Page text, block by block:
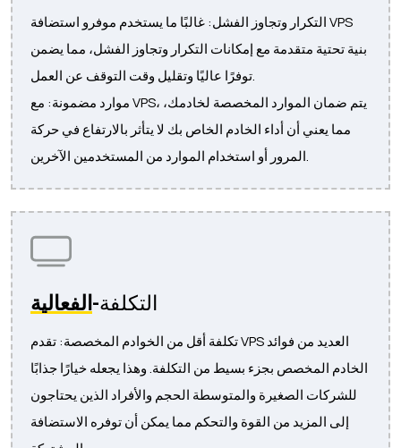
التكرار وتجاوز الفشل: غالبًا ما يستخدم موفرو استضافة VPS
بنية تحتية متقدمة مع إمكانات التكرار وتجاوز الفشل، مما يضمن
توفرًا عاليًا وتقليل وقت التوقف عن العمل.
موارد مضمونة: مع VPS، يتم ضمان الموارد المخصصة لخادمك،
مما يعني أن أداء الخادم الخاص بك لا يتأثر بالارتفاع في حركة
المرور أو استخدام الموارد من المستخدمين الآخرين.
التكلفة-الفعالية
تكلفة أقل من الخوادم المخصصة: تقدم VPS العديد من فوائد
الخادم المخصص بجزء بسيط من التكلفة. وهذا يجعله خيارًا جذابًا
للشركات الصغيرة والمتوسطة الحجم والأفراد الذين يحتاجون
إلى المزيد من القوة والتحكم مما يمكن أن توفره الاستضافة